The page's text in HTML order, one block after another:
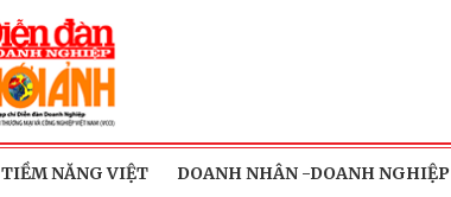
TIỀM NĂNG VIỆT DOANH NHÂN -DOANH NGHIỆP